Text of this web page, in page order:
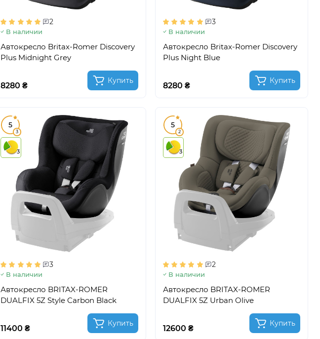
2
В наличии
Автокресло Britax-Romer Discovery
Plus Midnight Grey
8280 ₴
Купить
3
В наличии
Автокресло Britax-Romer Discovery
Plus Night Blue
8280 ₴
Купить
5
3
3
3
В наличии
Автокресло BRITAX-ROMER
DUALFIX 5Z Style Carbon Black
11400 ₴
Купить
5
2
3
2
В наличии
Автокресло BRITAX-ROMER
DUALFIX 5Z Urban Olive
12600 ₴
Купить